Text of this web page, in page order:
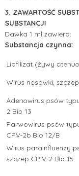
3. ZAWARTOŚĆ
SUBSTANCJI
Dawka 1 ml zawiera:
Substancja czynna:
Liofilizat (żywy
Wirus nosówki,
Adenowirus psów
2 Bio 13
Parwowirus psów
CPV-2b Bio 12/B
Wirus parainfluenzy
szczep CPiV-2 Bio 15